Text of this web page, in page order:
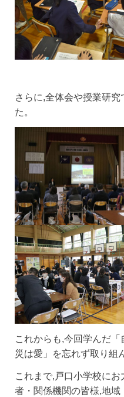
さらに,全体会や授業研
た。
これからも,今回学んだ
災は愛」を忘れず取り組
これまで,戸口小学校に
者・関係機関の皆様,地